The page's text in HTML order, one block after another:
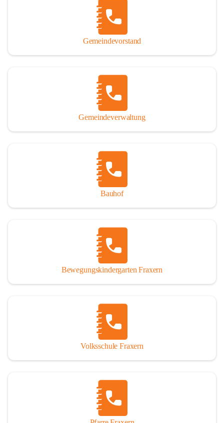
Gemeindevorstand
Gemeindeverwaltung
Bauhof
Bewegungskindergarten Fraxern
Volksschule Fraxern